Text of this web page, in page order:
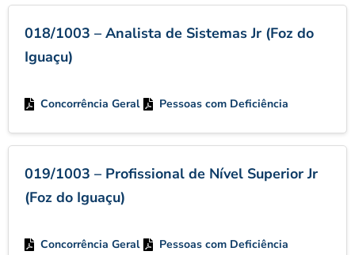
018/1003 – Analista de Sistemas Jr (Foz do
Iguaçu)
Concorrência Geral Pessoas com Deficiência
019/1003 – Profissional de Nível Superior Jr
(Foz do Iguaçu)
Concorrência Geral Pessoas com Deficiência